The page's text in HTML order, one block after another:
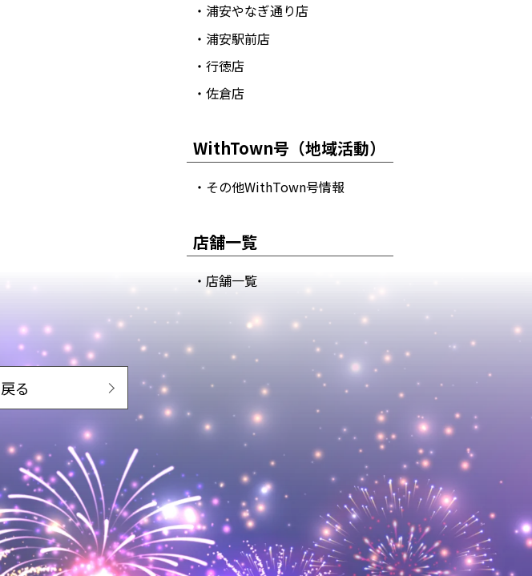
・浦安やなぎ通り店
・浦安駅前店
・行徳店
・佐倉店
WithTown号（地域活動）
・その他WithTown号情報
店舗一覧
・店舗一覧
る